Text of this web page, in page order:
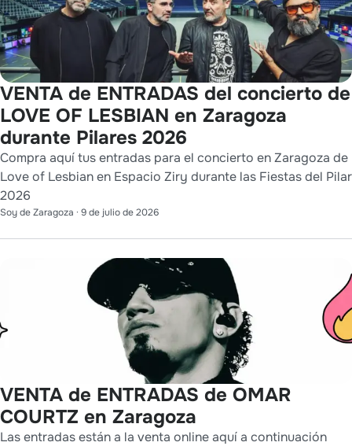
VENTA de ENTRADAS del concierto de
LOVE OF LESBIAN en Zaragoza
durante Pilares 2026
Compra aquí tus entradas para el concierto en Zaragoza de
Love of Lesbian en Espacio Ziry durante las Fiestas del Pilar
2026
Soy de Zaragoza · 9 de julio de 2026
VENTA de ENTRADAS de OMAR
COURTZ en Zaragoza
Las entradas están a la venta online aquí a continuación